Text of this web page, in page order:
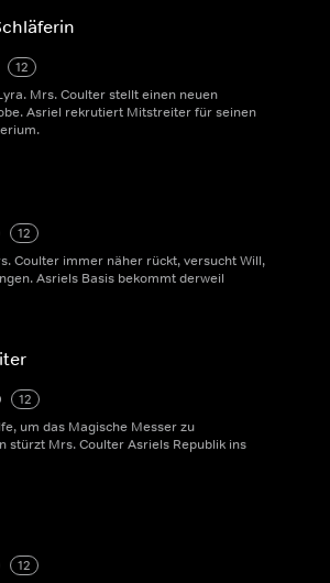
12
Mrs. Coulter stellt einen neuen
Asriel rekrutiert Mitstreiter für seinen
12
Coulter immer näher rückt, versucht Will,
Asriels Basis bekommt derweil
12
um das Magische Messer zu
stürzt Mrs. Coulter Asriels Republik ins
12